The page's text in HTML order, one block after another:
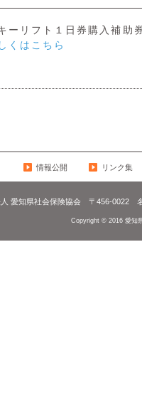
ーリフト１日券購入補助
くはこちら
情報公開 リンク集
愛知県社会保険協会 〒456-0022
Copyright © 2016 愛知